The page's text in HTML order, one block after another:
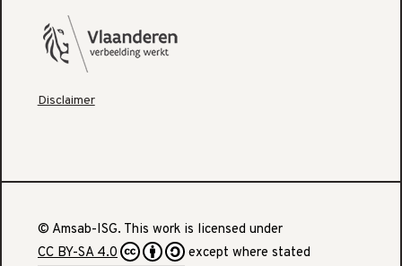
Disclaimer
© Amsab-ISG. This work is licensed under
CC BY-SA 4.0
except where stated